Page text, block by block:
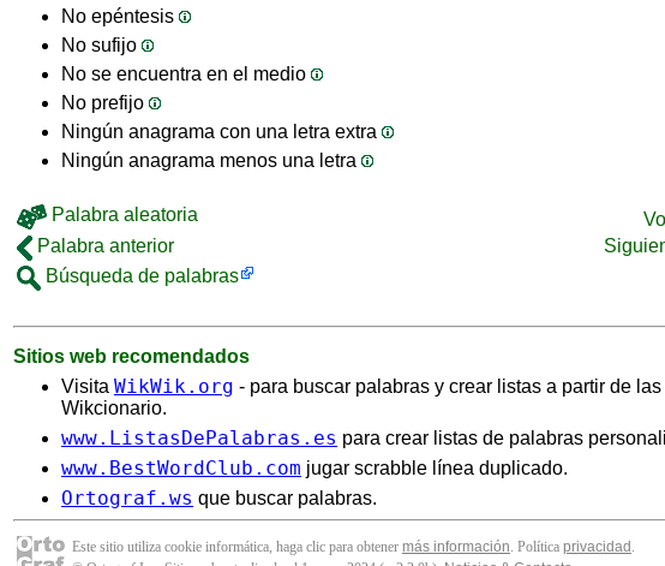
No epéntesis
No sufijo
No se encuentra en el medio
No prefijo
Ningún anagrama con una letra extra
Ningún anagrama menos una letra
Palabra aleatoria
Palabra anterior
Búsqueda de palabras
Sitios web recomendados
Visita WikWik.org - para buscar palabras y crear listas a partir de
Wikcionario.
www.ListasDePalabras.es para crear listas de palabras
www.BestWordClub.com jugar scrabble línea duplicado.
Ortograf.ws que buscar palabras.
Este sitio utiliza cookie informática, haga clic para obtener más información. Política privacidad .